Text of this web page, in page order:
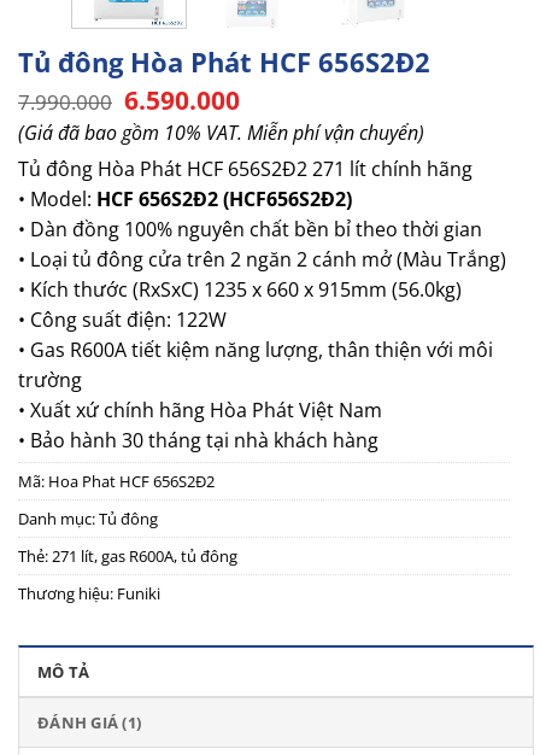
Tủ đông Hòa Phát HCF 656S2Đ2
7.990.000 Giá
gốc
là:
7.990.000.
6.590.000Giá
hiện
tại
là:
6.590.000.
(Giá đã bao gồm 10% VAT. Miễn phí vận chuyển)
Tủ đông Hòa Phát HCF 656S2Đ2 271 lít chính hãng
• Model: HCF 656S2Đ2 (HCF656S2Đ2)
• Dàn đồng 100% nguyên chất bền bỉ theo thời gian
• Loại tủ đông cửa trên 2 ngăn 2 cánh mở (Màu Trắng)
• Kích thước (RxSxC) 1235 x 660 x 915mm (56.0kg)
• Công suất điện: 122W
• Gas R600A tiết kiệm năng lượng, thân thiện với môi
trường
• Xuất xứ chính hãng Hòa Phát Việt Nam
• Bảo hành 30 tháng tại nhà khách hàng
Mã: Hoa Phat HCF 656S2Đ2
Danh mục:Tủ đông
Thẻ:271 lít,gas R600A,tủ đông
Thương hiệu: Funiki
MÔ TẢ
ĐÁNH GIÁ (1)